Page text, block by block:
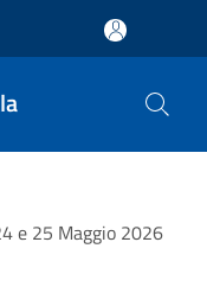
e 25 Maggio 2026